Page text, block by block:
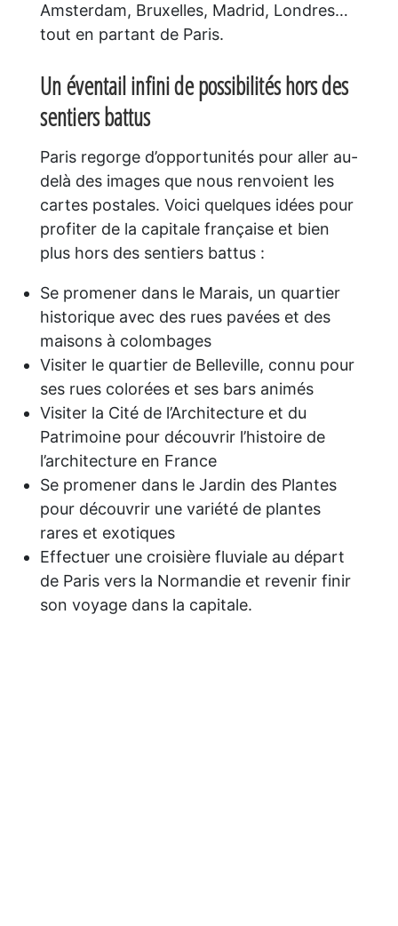
Amsterdam, Bruxelles, Madrid, Londres…
tout en partant de Paris.
Un éventail infini de possibilités hors des
sentiers battus
Paris regorge d’opportunités pour aller au-
delà des images que nous renvoient les
cartes postales. Voici quelques idées pour
profiter de la capitale française et bien
plus hors des sentiers battus :
Se promener dans le Marais, un quartier
historique avec des rues pavées et des
maisons à colombages
Visiter le quartier de Belleville, connu pour
ses rues colorées et ses bars animés
Visiter la Cité de l’Architecture et du
Patrimoine pour découvrir l’histoire de
l’architecture en France
Se promener dans le Jardin des Plantes
pour découvrir une variété de plantes
rares et exotiques
Effectuer une croisière fluviale au départ
de Paris vers la Normandie et revenir finir
son voyage dans la capitale.